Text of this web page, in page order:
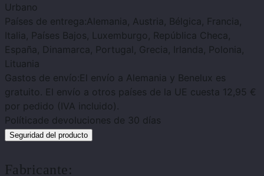
Urbano
Países de entrega:Alemania, Austria, Bélgica, Francia,
Italia, Países Bajos, Luxemburgo, República Checa,
España, Dinamarca, Portugal, Grecia, Irlanda, Polonia,
Lituania
Gastos de envío:El envío a Alemania y Benelux es
gratuito. El envío a otros países de la UE cuesta 12,95 €
por pedido (IVA incluido).
Políticade devoluciones de 30 días
Seguridad del producto
Fabricante: